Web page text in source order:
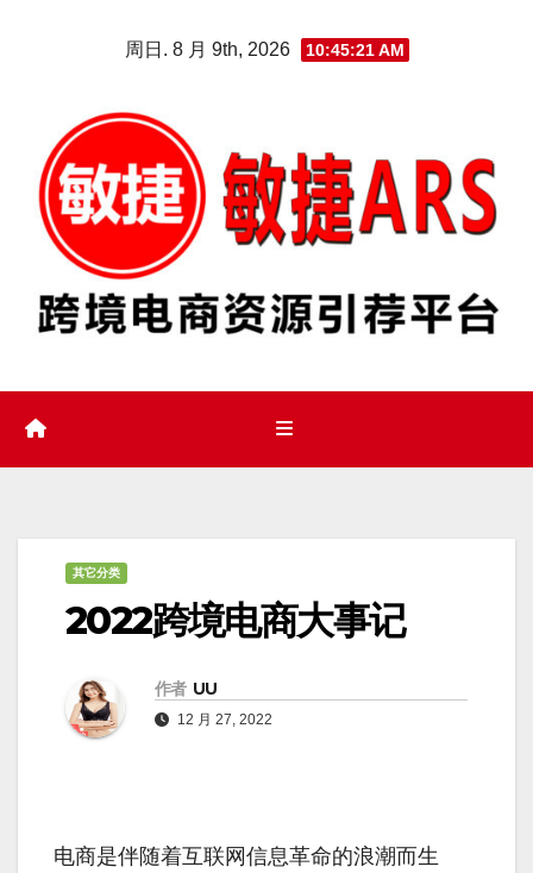
周日. 8 月 9th, 2026 10:45:22 AM
其它分类
2022跨境电商大事记
作者 UU
12 月 27, 2022
电商是伴随着互联网信息革命的浪潮而生